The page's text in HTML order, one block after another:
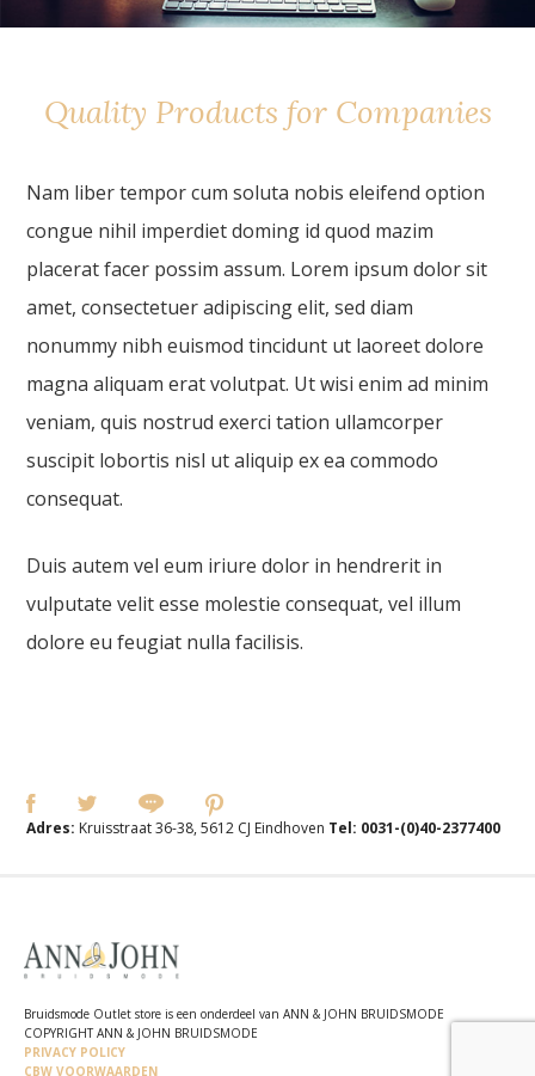
Quality Products for Companies
Nam liber tempor cum soluta nobis eleifend option
congue nihil imperdiet doming id quod mazim
placerat facer possim assum. Lorem ipsum dolor sit
amet, consectetuer adipiscing elit, sed diam
nonummy nibh euismod tincidunt ut laoreet dolore
magna aliquam erat volutpat. Ut wisi enim ad minim
veniam, quis nostrud exerci tation ullamcorper
suscipit lobortis nisl ut aliquip ex ea commodo
consequat.
Duis autem vel eum iriure dolor in hendrerit in
vulputate velit esse molestie consequat, vel illum
dolore eu feugiat nulla facilisis.
Adres: Kruisstraat 36-38, 5612 CJ Eindhoven Tel: 0031-(0)40-2377400
Bruidsmode Outlet store is een onderdeel van ANN & JOHN BRUIDSMODE
COPYRIGHT ANN & JOHN BRUIDSMODE
PRIVACY POLICY
CBW VOORWAARDEN